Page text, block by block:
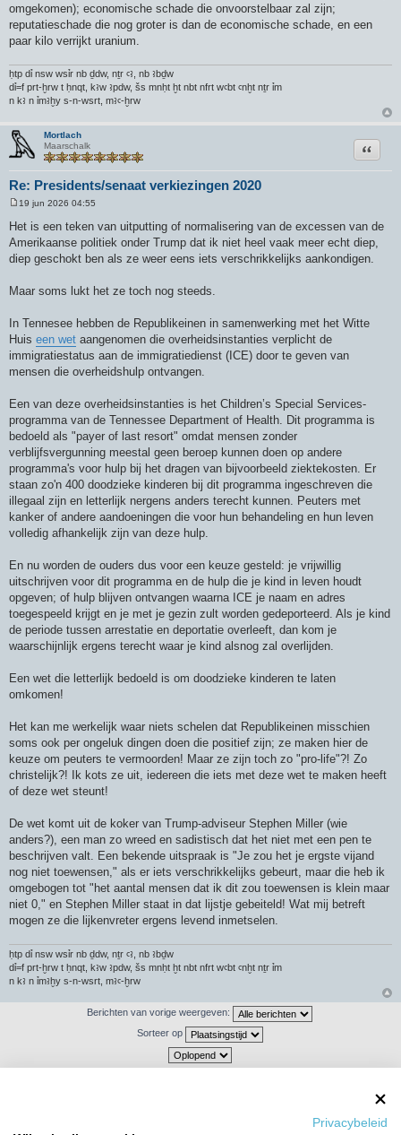
omgekomen); economische schade die onvoorstelbaar zal zijn;
reputatieschade die nog groter is dan de economische schade, en een
paar kilo verrijkt uranium.
ḥtp dỉ nsw wsỉr nb ḏdw, nṯr ꜥꜣ, nb ꜣbḏw
dỉ=f prt-ḫrw t ḥnqt, kꜣw ꜣpdw, šs mnḥt ḫt nbt nfrt wꜥbt ꜥnḫt nṯr ỉm
n kꜣ n ỉmꜣḫy s-n-wsrt, mꜣꜥ-ḫrw
Mortlach
Maarschalk
Re: Presidents/senaat verkiezingen 2020
Citeer
r
i
h
19 jun 2026 04:55
Het is een teken van uitputting of normalisering van de excessen van de
Amerikaanse politiek onder Trump dat ik niet heel vaak meer echt diep,
diep geschokt ben als ze weer eens iets verschrikkelijks aankondigen.
Maar soms lukt het ze toch nog steeds.
In Tennesee hebben de Republikeinen in samenwerking met het Witte
Huis een wet aangenomen die overheidsinstanties verplicht de
immigratiestatus aan de immigratiedienst (ICE) door te geven van
mensen die overheidshulp ontvangen.
Een van deze overheidsinstanties is het Children’s Special Services-
programma van de Tennessee Department of Health. Dit programma is
bedoeld als "payer of last resort" omdat mensen zonder
verblijfsvergunning meestal geen beroep kunnen doen op andere
programma's voor hulp bij het dragen van bijvoorbeeld ziektekosten. Er
staan zo'n 400 doodzieke kinderen bij dit programma ingeschreven die
illegaal zijn en letterlijk nergens anders terecht kunnen. Peuters met
kanker of andere aandoeningen die voor hun behandeling en hun leven
volledig afhankelijk zijn van deze hulp.
En nu worden de ouders dus voor een keuze gesteld: je vrijwillig
uitschrijven voor dit programma en de hulp die je kind in leven houdt
opgeven; of hulp blijven ontvangen waarna ICE je naam en adres
toegespeeld krijgt en je met je gezin zult worden gedeporteerd. Als je kind
de periode tussen arrestatie en deportatie overleeft, dan kom je
waarschijnlijk ergens terecht waar je kind alsnog zal overlijden.
Een wet die letterlijk bedoeld is om doodzieke kinderen te laten
omkomen!
Het kan me werkelijk waar niets schelen dat Republikeinen misschien
soms ook per ongeluk dingen doen die positief zijn; ze maken hier de
keuze om peuters te vermoorden! Maar ze zijn toch zo "pro-life"?! Zo
christelijk?! Ik kots ze uit, iedereen die iets met deze wet te maken heeft
of deze wet steunt!
De wet komt uit de koker van Trump-adviseur Stephen Miller (wie
anders?), een man zo wreed en sadistisch dat het niet met een pen te
beschrijven valt. Een bekende uitspraak is "Je zou het je ergste vijand
nog niet toewensen," als er iets verschrikkelijks gebeurt, maar die heb ik
omgebogen tot "het aantal mensen dat ik dit zou toewensen is klein maar
niet 0," en Stephen Miller staat in dat lijstje gebeiteld! Wat mij betreft
mogen ze die lijkenvreter ergens levend inmetselen.
ḥtp dỉ nsw wsỉr nb ḏdw, nṯr ꜥꜣ, nb ꜣbḏw
dỉ=f prt-ḫrw t ḥnqt, kꜣw ꜣpdw, šs mnḥt ḫt nbt nfrt wꜥbt ꜥnḫt nṯr ỉm
n kꜣ n ỉmꜣḫy s-n-wsrt, mꜣꜥ-ḫrw
Berichten van vorige weergeven:
Sorteer op
Privacybeleid